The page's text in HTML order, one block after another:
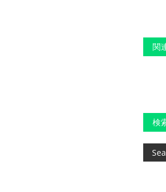
関
検